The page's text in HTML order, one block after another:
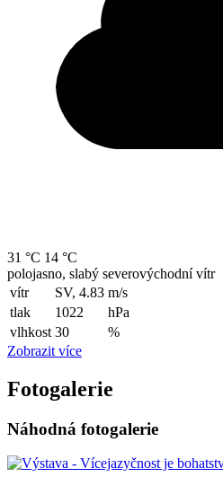
31 °C 14 °C
polojasno, slabý severovýchodní vítr
vítr
SV, 4.83 m/s
tlak
1022
hPa
vlhkost 30
%
Zobrazit více
Fotogalerie
Náhodná fotogalerie